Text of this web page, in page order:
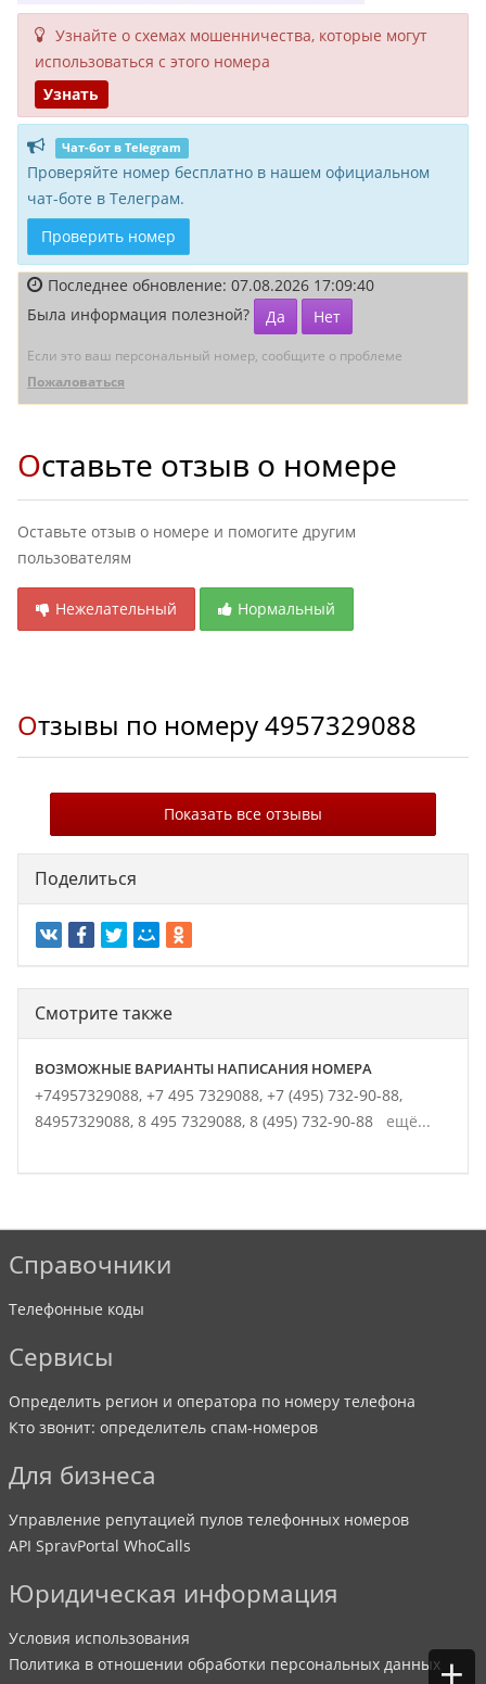
Узнайте о схемах мошенни­чества, кото­рые могут
исполь­зоваться с этого номера
Узнать
Чат-бот в Telegram
Проверяйте номер бесплатно в нашем официальном
чат-боте в Телеграм.
Проверить номер
Последнее обновление: 07.08.2026 17:09:40
Была информация полезной?
Да Нет
Если это ваш персональный номер, сообщите о проблеме
Пожаловаться
Оставьте отзыв о номере
Оставьте отзыв о номере и помогите другим
пользователям
Нежелательный Нормальный
Отзывы по номеру4957329088
Показать все отзывы
Поделиться
Смотрите также
ВОЗМОЖНЫЕ ВАРИАНТЫ НАПИСАНИЯ НОМЕРА
+74957329088, +7 495 7329088, +7 (495) 732-90-88,
84957329088, 8 495 7329088, 8 (495) 732-90-88 ещё...
Справочники
Телефонные коды
Сервисы
Определить регион и оператора по номеру телефона
Кто звонит: определитель спам-номеров
Для бизнеса
Управление репутацией пулов телефонных номеров
API SpravPortal WhoCalls
Юридическая информация
Условия использования
Политика в отношении обработки персональных данных